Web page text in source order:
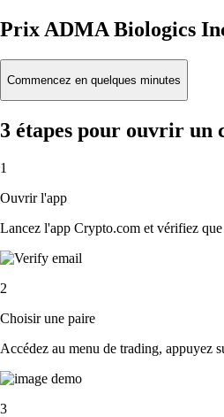
Prix ADMA Biologics
Commencez en quelques minutes
3 étapes pour ouvrir un
1
Ouvrir l'app
Lancez l'app Crypto.com et vérifiez
2
Choisir une paire
Accédez au menu de trading, appuyez
3